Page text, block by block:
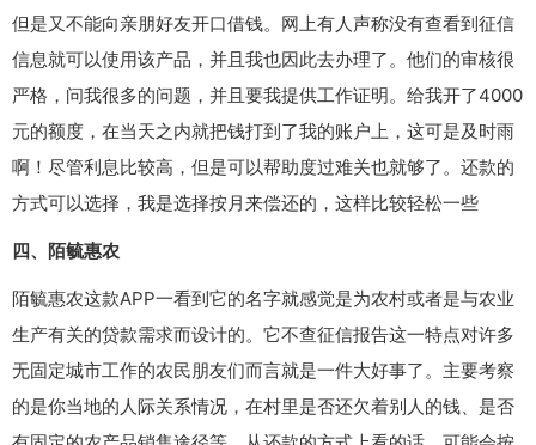
但是又不能向亲朋好友开口借钱。网上有人声称没有查看到征信
信息就可以使用该产品，并且我也因此去办理了。他们的审核很
严格，问我很多的问题，并且要我提供工作证明。给我开了4000
元的额度，在当天之内就把钱打到了我的账户上，这可是及时雨
啊！尽管利息比较高，但是可以帮助度过难关也就够了。还款的
方式可以选择，我是选择按月来偿还的，这样比较轻松一些
四、陌毓惠农
陌毓惠农这款APP一看到它的名字就感觉是为农村或者是与农业
生产有关的贷款需求而设计的。它不查征信报告这一特点对许多
无固定城市工作的农民朋友们而言就是一件大好事了。主要考察
的是你当地的人际关系情况，在村里是否还欠着别人的钱、是否